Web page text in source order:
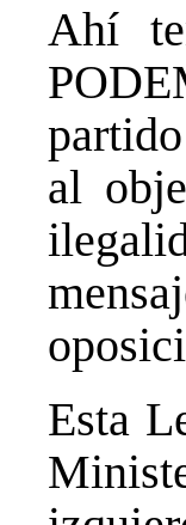
Ahí
al
Esta